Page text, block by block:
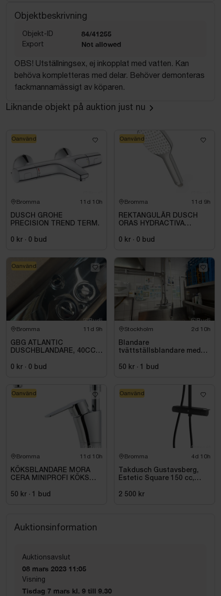
Objektbeskrivning
Objekt-ID 84/41255
Export Not allowed
OBS! Utställningsex, ej inkopplat med vatten. Kan
behöva kompletteras med delar. Behöver demonteras
fackmannamässigt av köparen.
Liknande objekt på auktion just nu
Bromma 11d 10h
DUSCH GROHE
PRECISION TREND TERM.
0 kr · 0 bud
Oanvänd
Bromma 11d 9h
REKTANGULÄR DUSCH
ORAS HYDRACTIVA
STÅLLÄGE.
0 kr · 0 bud
Oanvänd
Bromma 11d 9h
GBG ATLANTIC
DUSCHBLANDARE, 40CC,
0 kr · 0 bud
Oanvänd
Stockholm 2d 10h
Blandare
tvättställsblandare med
50 kr · 1 bud
Bromma 11d 10h
KÖKSBLANDARE MORA
CERA MINIPROFI KÖKS
242301
50 kr · 1 bud
Oanvänd
Bromma 4d 10h
Takdusch Gustavsberg,
Estetic Square 150 cc,
2 500 kr
Oanvänd
Auktionsinformation
Auktionsavslut
08 mars 2023 11:05
Visning
Tisdag 7 mars kl. 9 till 9.30